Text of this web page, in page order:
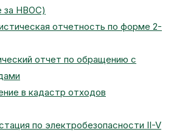
за НВОС)
отчетность по форме 2-
отчет по обращению с
в кадастр отходов
по электробезопасности II-V